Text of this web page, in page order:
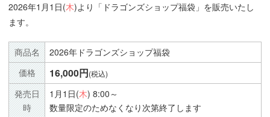
2026年1月1日(木)より「ドラゴンズショップ福袋」を販売いたし
ます。
商品名
2026年ドラゴンズショップ福袋
価格
16,000円(税込)
発売日
時
1月1日(木) 8:00～
数量限定のためなくなり次第終了します